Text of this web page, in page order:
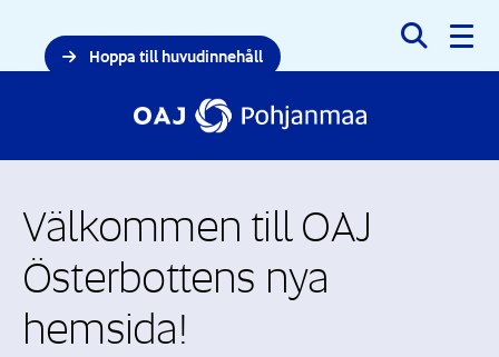
Hoppa till huvudinnehåll
Sök
Välkommen till OAJ
Österbottens nya
hemsida!